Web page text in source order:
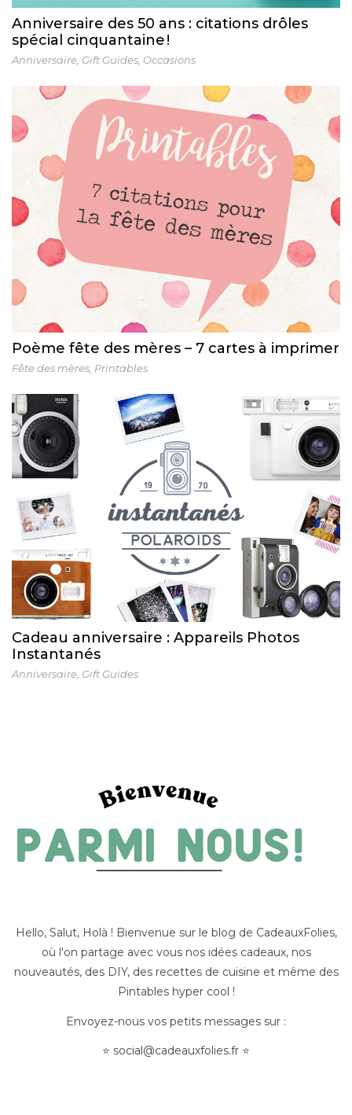
Anniversaire des 50 ans : citations drôles
spécial cinquantaine !
Anniversaire, Gift Guides, Occasions
Poème fête des mères – 7 cartes à imprimer
Fête des mères Printables
Cadeau anniversaire : Appareils Photos
Instantanés
Anniversaire Gift Guides
Hello, Salut, Holà ! Bienvenue sur le blog de CadeauxFolies,
où l'on partage avec vous nos idées cadeaux, nos
nouveautés, des DIY, des recettes de cuisine et même des
Pintables hyper cool !
Envoyez-nous vos petits messages sur :
⭐ social@cadeauxfolies.fr ⭐